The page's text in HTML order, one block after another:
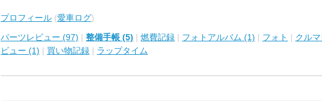
プロフィール (愛車ログ)
パーツレビュー (97) | 整備手帳 (5) | 燃費記録 | フォトアルバム (1) | フォト | クル
ビュー (1) | 買い物記録 | ラップタイム